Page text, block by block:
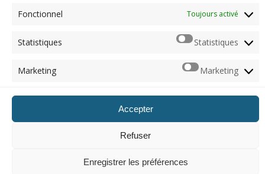
Fonctionnel Toujours activé
Statistiques Statistiques
Marketing Marketing
Accepter
Refuser
Enregistrer les préférences